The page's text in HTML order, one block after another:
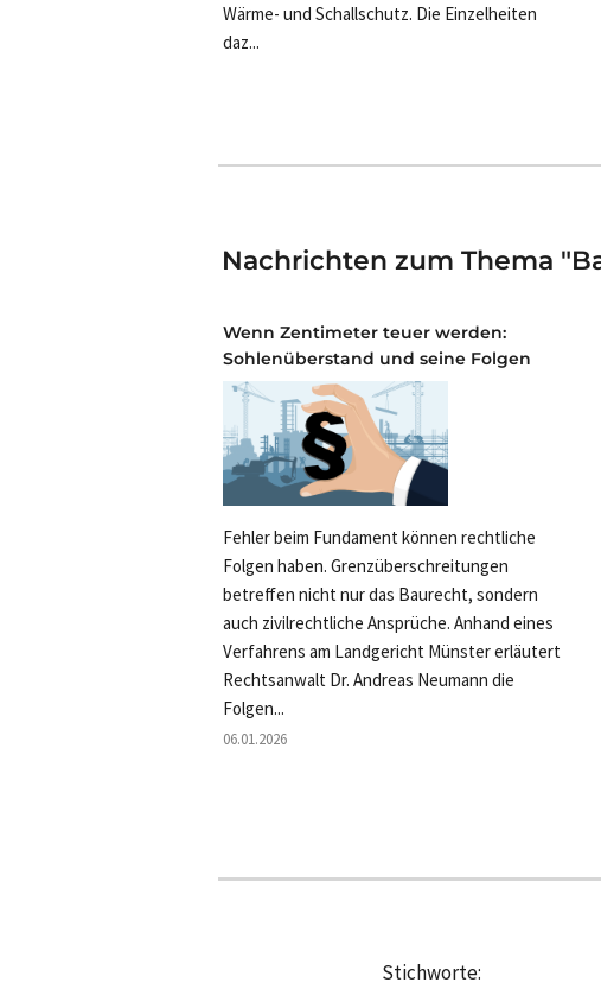
Wärme- und Schallschutz. Die Einzelheiten
daz...
Nachrichten zum Thema
Wenn Zentimeter teuer werden:
Sohlenüberstand und seine Folgen
Fehler beim Fundament können rechtliche
Folgen haben. Grenzüberschreitungen
betreffen nicht nur das Baurecht, sondern
auch zivilrechtliche Ansprüche. Anhand eines
Verfahrens am Landgericht Münster erläutert
Rechtsanwalt Dr. Andreas Neumann die
Folgen...
06.01.2026
Stichworte: